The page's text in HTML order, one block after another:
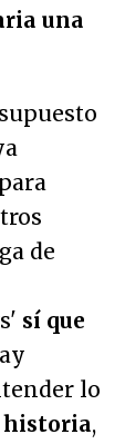
una
de
sí que
lo
historia,